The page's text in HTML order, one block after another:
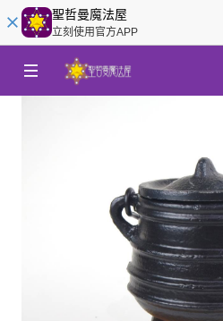
聖哲曼魔法屋
立刻使用官方APP